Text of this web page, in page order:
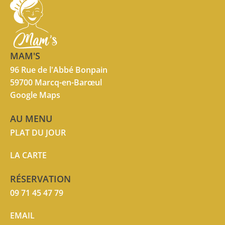
MAM'S
96 Rue de l'Abbé Bonpain
59700 Marcq-en-Barœul
Google Maps
AU MENU
PLAT DU JOUR
LA CARTE
RÉSERVATION
09 71 45 47 79
EMAIL